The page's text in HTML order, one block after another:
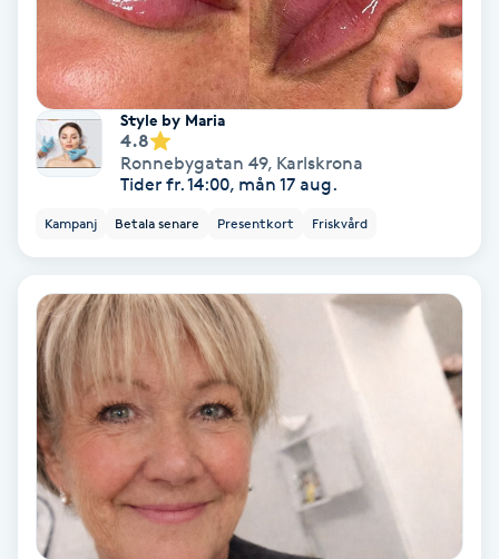
Skägg
Skäggfärgning
Skäggklippning
Slingor
Sockring
Spa
Spa manikyr & pedikyr
Style by Maria
4.8
Ronnebygatan 49, Karlskrona
Tider fr. 14:00, mån 17 aug.
Kampanj Betala senare Presentkort Friskvård